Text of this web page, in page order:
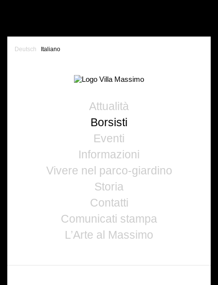
Deutsch Italiano
Attualità
Borsisti
Eventi
Informazioni
Vivere nel parco-giardino
Storia
Contatti
Comunicati stampa
L’Arte al Massimo